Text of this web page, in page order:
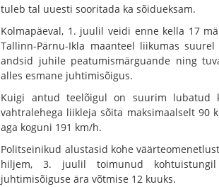
tuleb tal uuesti sooritada ka sõidueksam.
Kolmapäeval, 1. juulil veidi enne kella 17
Tallinn-Pärnu-Ikla maanteel liikumas
andsid juhile peatumismärguande ning
alles esmane juhtimisõigus.
Kuigi antud teelõigul on suurim
vahtralehega liikleja sõita maksimaalselt 90
aga koguni 191 km/h.
Politseinikud alustasid kohe
hiljem, 3. juulil toimunud
juhtimisõiguse ära võtmise 12 kuuks.